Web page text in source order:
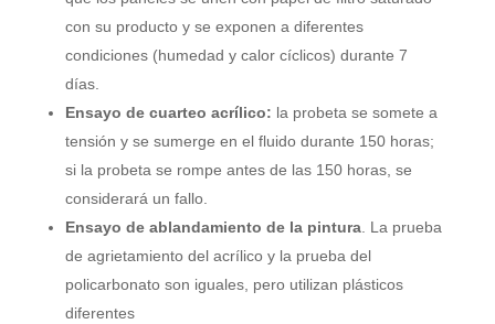
con su producto y se exponen a diferentes
condiciones (humedad y calor cíclicos) durante 7
días.
Ensayo de cuarteo acrílico: la probeta se somete a
tensión y se sumerge en el fluido durante 150 horas;
si la probeta se rompe antes de las 150 horas, se
considerará un fallo.
Ensayo de ablandamiento de la pintura. La prueba
de agrietamiento del acrílico y la prueba del
policarbonato son iguales, pero utilizan plásticos
diferentes